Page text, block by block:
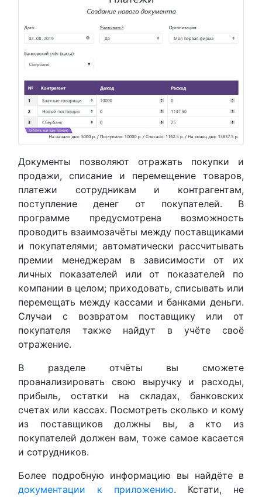
Документы позволяют отражать покупки и
продажи, списание и перемещение товаров,
платежи сотрудникам и контрагентам,
поступление денег от покупателей. В
программе предусмотрена возможность
проводить взаимозачёты между поставщиками
и покупателями; автоматически рассчитывать
премии менеджерам в зависимости от их
личных показателей или от показателей по
компании в целом; приходовать, списывать или
перемещать между кассами и банками деньги.
Случаи с возвратом поставщику или от
покупателя также найдут в учёте своё
отражение.
В разделе отчёты вы сможете
проанализировать свою выручку и расходы,
прибыль, остатки на складах, банковских
счетах или кассах. Посмотреть сколько и кому
из поставщиков должны вы, а кто из
покупателей должен вам, тоже самое касается
и сотрудников.
Более подробную информацию вы найдёте в
документации к приложению. Кстати, не